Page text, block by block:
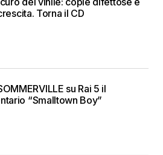
Torna il CD
su Rai 5 il
“Smalltown Boy”